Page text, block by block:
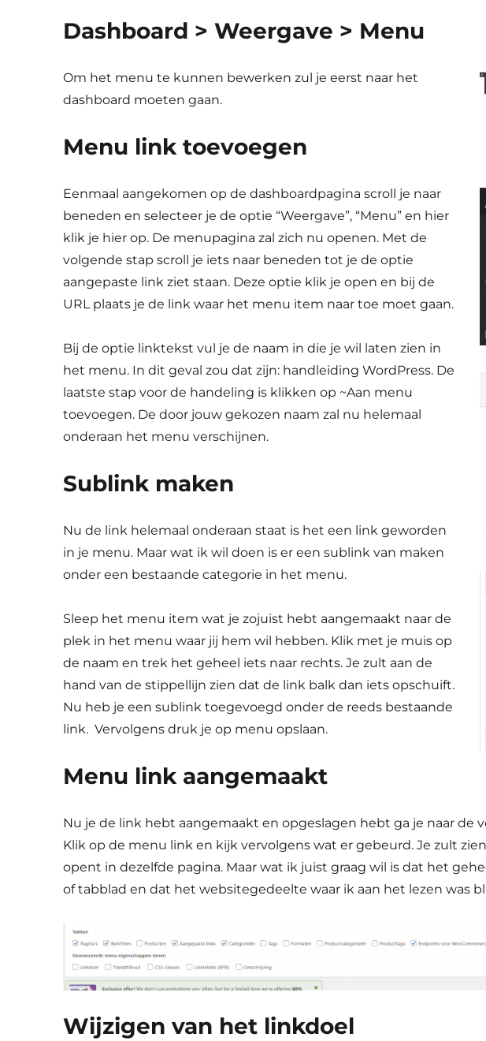
Dashboard > Weergave > Menu
Om het menu te kunnen bewerken zul je eerst naar het
dashboard moeten gaan.
Menu link toevoegen
Eenmaal aangekomen op de dashboardpagina scroll je naar
beneden en selecteer je de optie “Weergave”, “Menu” en hier
klik je hier op. De menupagina zal zich nu openen. Met de
volgende stap scroll je iets naar beneden tot je de optie
aangepaste link ziet staan. Deze optie klik je open en bij de
URL plaats je de link waar het menu item naar toe moet gaan.
Bij de optie linktekst vul je de naam in die je wil laten zien in
het menu. In dit geval zou dat zijn: handleiding WordPress. De
laatste stap voor de handeling is klikken op ~Aan menu
toevoegen. De door jouw gekozen naam zal nu helemaal
onderaan het menu verschijnen.
Sublink maken
Nu de link helemaal onderaan staat is het een link geworden
in je menu. Maar wat ik wil doen is er een sublink van maken
onder een bestaande categorie in het menu.
Sleep het menu item wat je zojuist hebt aangemaakt naar de
plek in het menu waar jij hem wil hebben. Klik met je muis op
de naam en trek het geheel iets naar rechts. Je zult aan de
hand van de stippellijn zien dat de link balk dan iets opschuift.
Nu heb je een sublink toegevoegd onder de reeds bestaande
link. Vervolgens druk je op menu opslaan.
Menu link aangemaakt
Nu je de link hebt aangemaakt en opgeslagen hebt ga je naar de
Klik op de menu link en kijk vervolgens wat er gebeurd. Je zult
opent in dezelfde pagina. Maar wat ik juist graag wil is dat het
of tabblad en dat het websitegedeelte waar ik aan het lezen was
Wijzigen van het linkdoel